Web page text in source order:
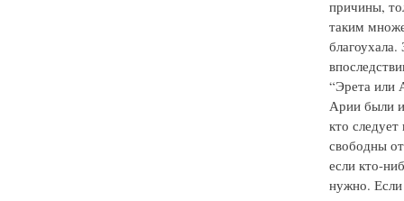
причины,
таким
“Эрета или
Арии были
кто
свободны
если кто-
нужно. Если